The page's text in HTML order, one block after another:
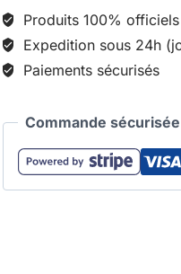
Produits 100% officiels
Expedition sous 24h
Paiements sécurisés
Commande